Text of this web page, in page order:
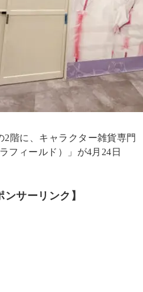
2階に、キャラクター雑貨専門
フィールド）」が4月24日
ンサーリンク】